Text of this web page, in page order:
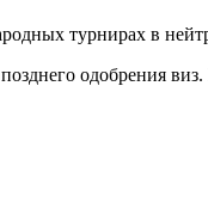
турнирах в
одобрения